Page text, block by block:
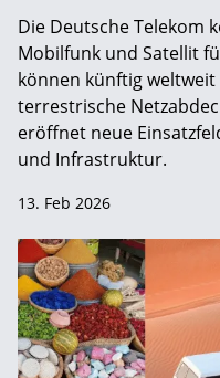
Die Deutsche Telekom
Mobilfunk und Satellit
können künftig
terrestrische
eröffnet neue
und Infrastruktur.
13. Feb 2026